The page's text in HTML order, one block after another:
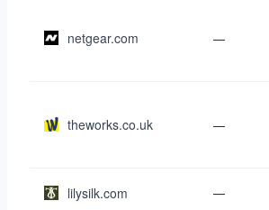
netgear.com —
theworks.co.uk —
lilysilk.com —